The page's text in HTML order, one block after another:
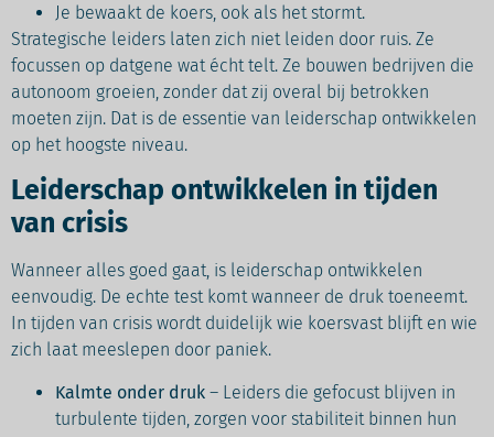
Je bewaakt de koers, ook als het stormt.
Strategische leiders laten zich niet leiden door ruis. Ze
focussen op datgene wat écht telt. Ze bouwen bedrijven die
autonoom groeien, zonder dat zij overal bij betrokken
moeten zijn. Dat is de essentie van leiderschap ontwikkelen
op het hoogste niveau.
Leiderschap ontwikkelen in tijden
van crisis
Wanneer alles goed gaat, is leiderschap ontwikkelen
eenvoudig. De echte test komt wanneer de druk toeneemt.
In tijden van crisis wordt duidelijk wie koersvast blijft en wie
zich laat meeslepen door paniek.
Kalmte onder druk – Leiders die gefocust blijven in
turbulente tijden, zorgen voor stabiliteit binnen hun